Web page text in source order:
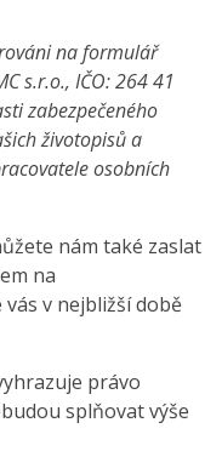
na formulář
s.r.o., IČO: 264 41
zabezpečeného
životopisů a
osobních
nám také zaslat
na
vás v nejbližší době
právo
splňovat výše